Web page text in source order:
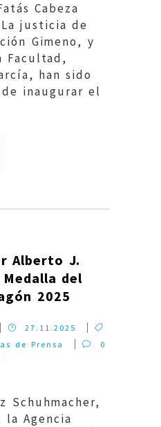
Cabeza
justicia de
Gimeno, y
Facultad,
han sido
inaugurar el
Alberto J.
del
2025
27.11.2025
de Prensa
0
Schuhmacher,
Agencia